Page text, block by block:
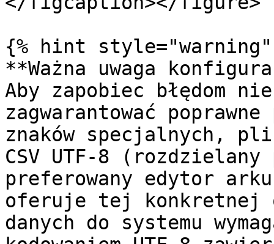
{% hint style="warning"
**Ważna uwaga
Aby zapobiec błędom
zagwarantować
znaków specjalnych,
CSV UTF-8
preferowany edytor
oferuje tej konkretnej
danych do systemu